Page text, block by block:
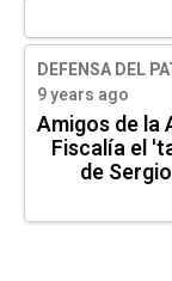
DEFENSA DEL
9 years ago
Amigos de la
Fiscalía el
de